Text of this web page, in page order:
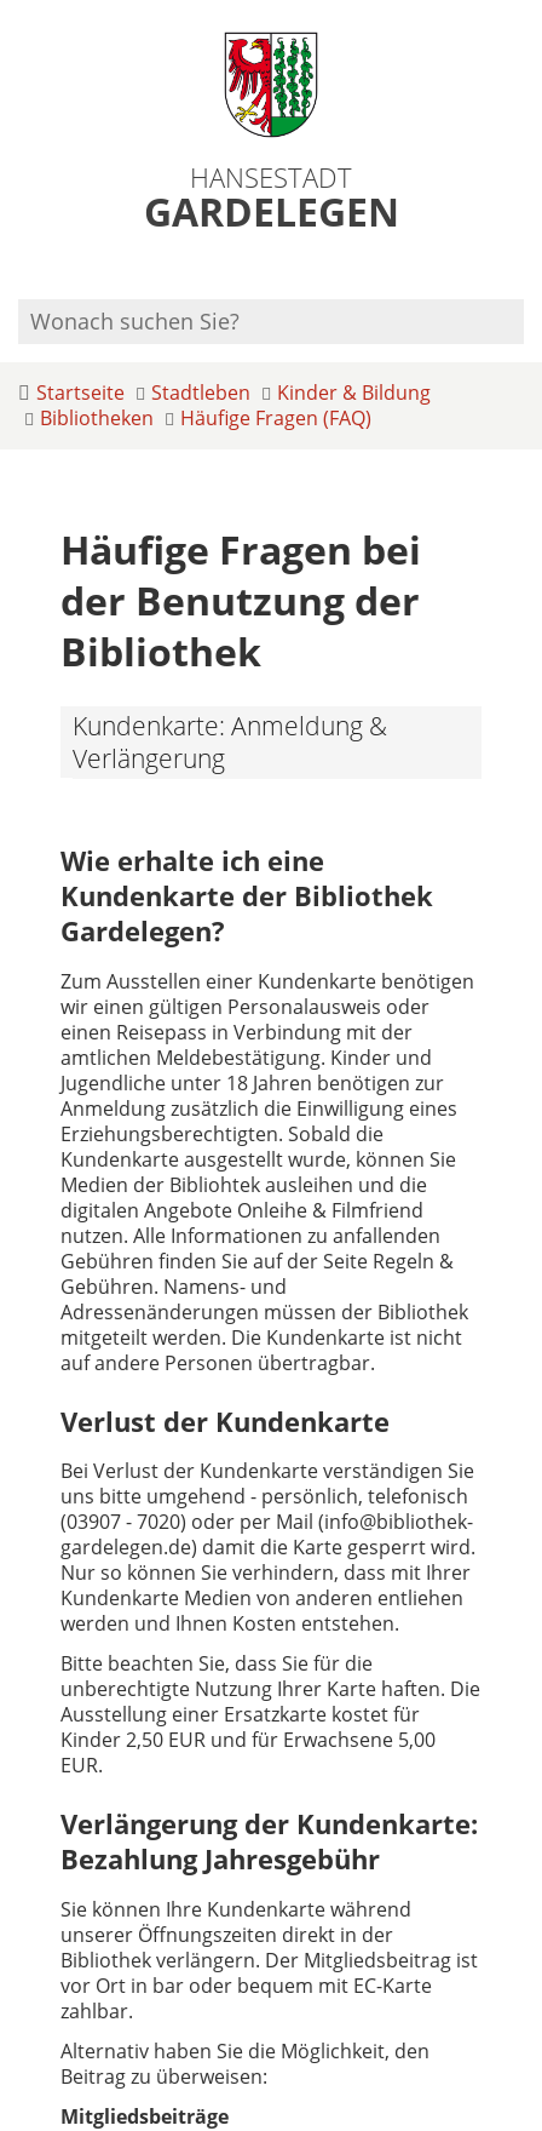
HANSESTADT
GARDELEGEN
Startseite Stadtleben
Kinder & Bildung
Bibliotheken
Häufige Fragen (FAQ)
Häufige Fragen bei
der Benutzung der
Bibliothek
Kundenkarte: Anmeldung &
Verlängerung
Wie erhalte ich eine
Kundenkarte der Bibliothek
Gardelegen?
Zum Ausstellen einer Kundenkarte benötigen
wir einen gültigen Personalausweis oder
einen Reisepass in Verbindung mit der
amtlichen Meldebestätigung. Kinder und
Jugendliche unter 18 Jahren benötigen zur
Anmeldung zusätzlich die Einwilligung eines
Erziehungsberechtigten. Sobald die
Kundenkarte ausgestellt wurde, können Sie
Medien der Bibliohtek ausleihen und die
digitalen Angebote Onleihe & Filmfriend
nutzen. Alle Informationen zu anfallenden
Gebühren finden Sie auf der Seite Regeln &
Gebühren. Namens- und
Adressenänderungen müssen der Bibliothek
mitgeteilt werden. Die Kundenkarte ist nicht
auf andere Personen übertragbar.
Verlust der Kundenkarte
Bei Verlust der Kundenkarte verständigen Sie
uns bitte umgehend - persönlich, telefonisch
(03907 - 7020) oder per Mail (info@bibliothek-
gardelegen.de) damit die Karte gesperrt wird.
Nur so können Sie verhindern, dass mit Ihrer
Kundenkarte Medien von anderen entliehen
werden und Ihnen Kosten entstehen.
Bitte beachten Sie, dass Sie für die
unberechtigte Nutzung Ihrer Karte haften. Die
Ausstellung einer Ersatzkarte kostet für
Kinder 2,50 EUR und für Erwachsene 5,00
EUR.
Verlängerung der Kundenkarte:
Bezahlung Jahresgebühr
Sie können Ihre Kundenkarte während
unserer Öffnungszeiten direkt in der
Bibliothek verlängern. Der Mitgliedsbeitrag ist
vor Ort in bar oder bequem mit EC-Karte
zahlbar.
Alternativ haben Sie die Möglichkeit, den
Beitrag zu überweisen:
Mitgliedsbeiträge